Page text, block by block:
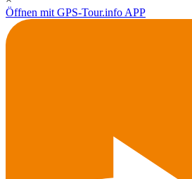
Öffnen mit GPS-Tour.info APP